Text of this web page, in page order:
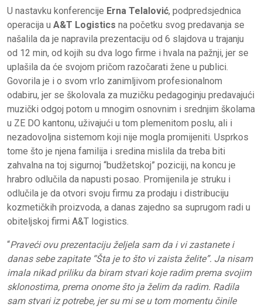
U nastavku konferencije Erna Telalović, podpredsjednica
operacija u A&T Logistics na početku svog predavanja se
našalila da je napravila prezentaciju od 6 slajdova u trajanju
od 12 min, od kojih su dva logo firme i hvala na pažnji, jer se
uplašila da će svojom pričom razočarati žene u publici.
Govorila je i o svom vrlo zanimljivom profesionalnom
odabiru, jer se školovala za muzičku pedagoginju predavajući
muzički odgoj potom u mnogim osnovnim i srednjim školama
u ZE DO kantonu, uživajući u tom plemenitom poslu, ali i
nezadovoljna sistemom koji nije mogla promijeniti. Usprkos
tome što je njena familija i sredina mislila da treba biti
zahvalna na toj sigurnoj “budžetskoj” poziciji, na koncu je
hrabro odlučila da napusti posao. Promijenila je struku i
odlučila je da otvori svoju firmu za prodaju i distribuciju
kozmetičkih proizvoda, a danas zajedno sa suprugom radi u
obiteljskoj firmi A&T logistics.
“Praveći ovu prezentaciju željela sam da i vi zastanete i
danas sebe zapitate “Šta je to što vi zaista želite”. Ja nisam
imala nikad priliku da biram stvari koje radim prema svojim
sklonostima, prema onome što ja želim da radim. Radila
sam stvari iz potrebe, jer su mi se u tom momentu činile